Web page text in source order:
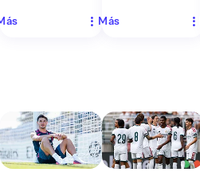
Más